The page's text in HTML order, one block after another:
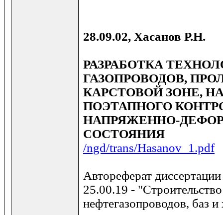
28.09.02, Хасанов Р.Н.
РАЗРАБОТКА
ГАЗОПРОВОДОВ,
КАРСТОВОЙ ЗОНЕ,
ПОЭТАПНОГО
НАПРЯЖЕННО-
СОСТОЯНИЯ
/ngd/trans/Hasanov_1.pdf
Автореферат
25.00.19 -
нефтегазопроводов, баз